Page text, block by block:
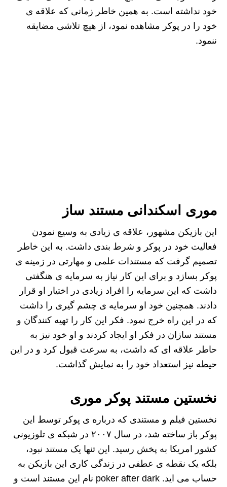
خود نداشته است. به همین خاطر زمانی که علاقه ی
خود را در پوکر مشاهده نمود، از هیچ تلاشی مضایقه
ننمود.
موری اسکندانی مستند ساز
این بازیکن مشهور، علاقه ی زیادی به وسیع نمودن
فعالیت خود در پوکر و شرط بندی داشت. به این خاطر
تصمیم گرفت که مستندات علمی و مهارتی در زمینه ی
پوکر بسازد و برای این کار نیاز به سرمایه ی هنگفتی
داشت که این سرمایه را افراد زیادی در اختیار او قرار
دادند. همچنین خود او سرمایه ی چشم گیری را داشت
که در این راه خرج نمود. فکر این کار را تهیه کنندگان و
مستند سازان در فکر او ایجاد کردند و او خود نیز به
حاطر علاقه ای که داشت، به سرعت قبول کرد و در این
حیطه نیز استعداد خود را به نمایش گذاشت.
نخستین مستند پوکر موری
نخستین فیلم و مستندی که درباره ی پوکر توسط این
پوکر باز ساخته شد، در سال ۲۰۰۷ در شبکه ی تلوزیونی
کشور امریکا به پخش رسید. این تنها یک مستند نبود،
بلکه یک نقطه ی عطفی در زندگی کاری این بازیکن به
حساب می اید. poker after dark نام این مستند است و